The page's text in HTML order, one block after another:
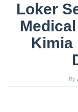
Loker
Kimia
By